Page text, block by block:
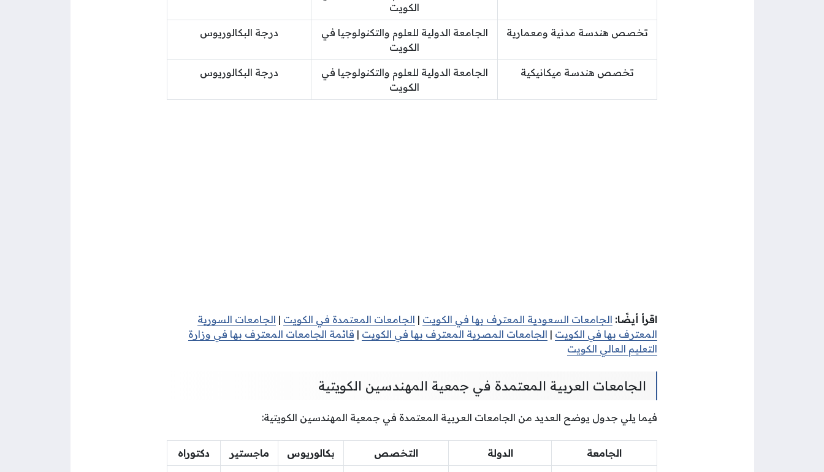
الكويت
تخصص هندسة مدنية ومعمارية
الجامعة الدولية للعلوم والتكنولوجيا في
الكويت
درجة البكالوريوس
تخصص هندسة ميكانيكية
الجامعة الدولية للعلوم والتكنولوجيا في
الكويت
درجة البكالوريوس
اقرأ أيضًا: الجامعات السعودية المعترف بها في الكويت | الجامعات المعتمدة في الكويت | الجامعات السورية
المعترف بها في الكويت | الجامعات المصرية المعترف بها في الكويت | قائمة الجامعات المعترف بها في وزارة
التعليم العالي الكويت
الجامعات العربية المعتمدة في جمعية المهندسين الكويتية
فيما يلي جدول يوضح العديد من الجامعات العربية المعتمدة في جمعية المهندسين الكويتية:
الجامعة الدولة التخصص بكالوريوس ماجستير دكتوراه